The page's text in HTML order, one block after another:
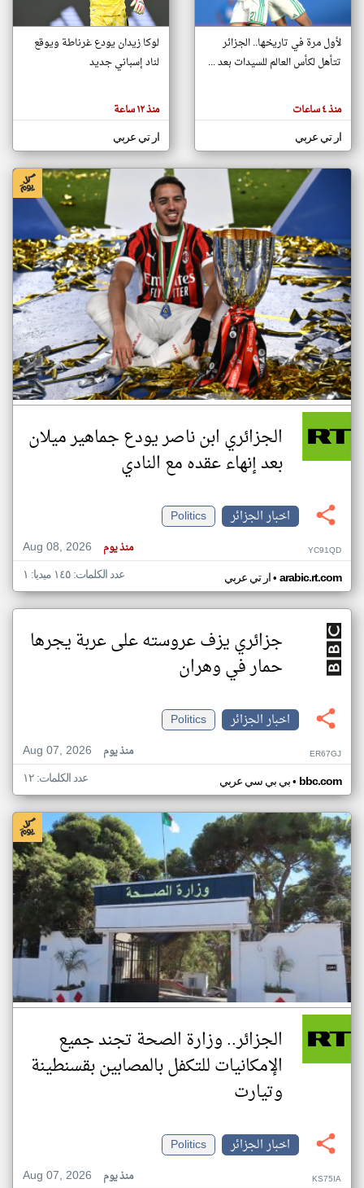
تغيير الدولة
اخبار الجزائر على مدار الساعة
أهم اخبار الجزائر العاجلة والمباشرة
هنا عن
وجهة
نظر
كاتبيها.
لأول مرة في تاريخها.. الجزائر
تتأهل لكأس العالم للسيدات بعد ...
منذ ٤ ساعات
ار تي عربي
لوكا زيدان يودع غرناطة ويوقع
لناد إسباني جديد
منذ ١٢ ساعة
ار تي عربي
الجزائري ابن ناصر يودع جماهير ميلان
بعد إنهاء عقده مع النادي
اخبار الجزائر
Politics
Aug 08, 2026
منذ يوم YC91QD
ار تي عربي• arabic.rt.com عدد الكلمات: ١٤٥ ميديا: ١
جزائري يزف عروسته على عربة يجرها
حمار في وهران
اخبار الجزائر
Politics
Aug 07, 2026
منذ يوم ER67GJ
بي بي سي عربي• bbc.com عدد الكلمات: ١٢
الجزائر.. وزارة الصحة تجند جميع
الإمكانيات للتكفل بالمصابين بقسنطينة
وتيارت
اخبار الجزائر
Politics
Aug 07, 2026
منذ يوم KS75IA
klyoum.com